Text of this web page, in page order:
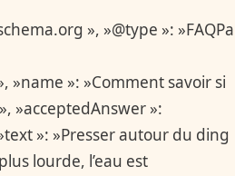
», »@type »: »FAQPa
»name »: »Comment savoir si
»acceptedAnswer »:
»: »Presser autour du ding
lourde, l’eau est